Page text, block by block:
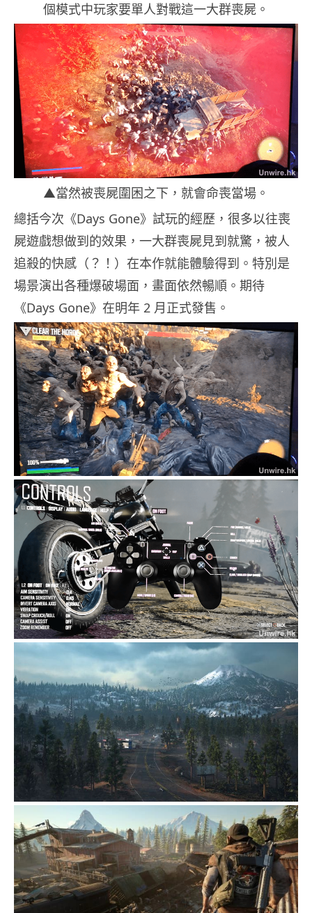
個模式中玩家要單人對戰這一大群喪屍。
▲當然被喪屍圍困之下，就會命喪當場。
總括今次《Days Gone》試玩的經歷，很多以往喪
屍遊戲想做到的效果，一大群喪屍見到就驚，被人
追殺的快感（？！）在本作就能體驗得到。特別是
場景演出各種爆破場面，畫面依然暢順。期待
《Days Gone》在明年 2 月正式發售。